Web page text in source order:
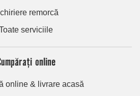
remorcă
serviciile
online
online & livrare acasă